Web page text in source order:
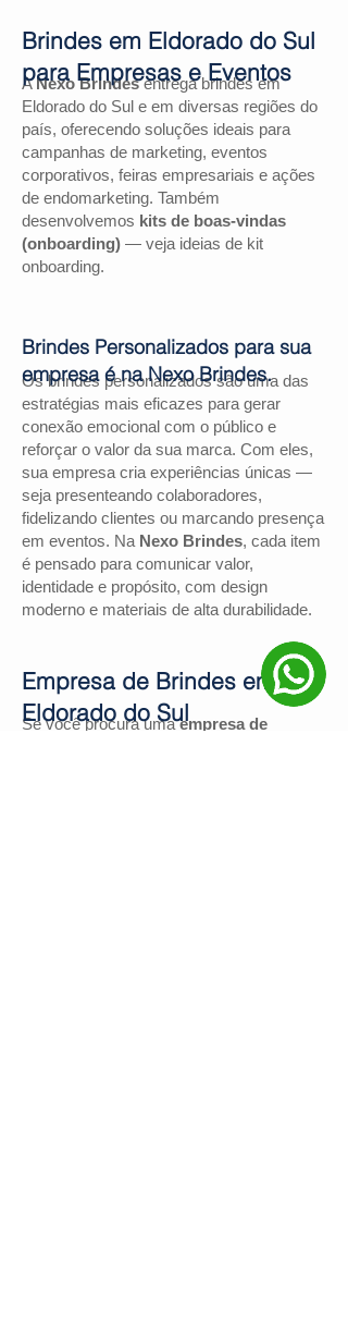
ANexo Brindesentrega brindes em
Eldorado do Sul e em diversas regiões do
país, oferecendo soluções ideais para
campanhas de marketing, eventos
corporativos, feiras empresariais e ações
de endomarketing. Também
desenvolvemos kits de boas-vindas
(onboarding) — veja ideias de kit
onboarding.
Os brindes personalizados são uma das
estratégias mais eficazes para gerar
conexão emocional com o público e
reforçar o valor da sua marca. Com eles,
sua empresa cria experiências únicas —
seja presenteando colaboradores,
fidelizando clientes ou marcando presença
em eventos. Na Nexo Brindes, cada item
é pensado para comunicar valor,
identidade e propósito, com design
moderno e materiais de alta durabilidade.
Se você procura umaempresa de
Brindes em Eldorado do Sul
para Empresas e Eventos
Brindes Personalizados para sua
empresa é na Nexo Brindes.
Empresa de Brindes em
Eldorado do Sul